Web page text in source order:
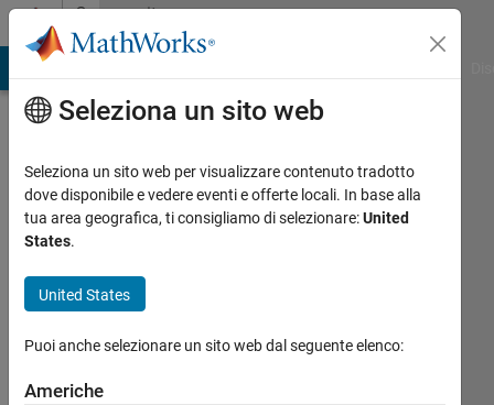
Vai al contenutoCommunity
Profile
Emmanouil
Karamousadakis
Last
oltre 3
Attivo
Seleziona un sito web
Seleziona un sito web per visualizzare contenuto tradotto
dove disponibile e vedere eventi e offerte locali. In base alla
tua area geografica, ti consigliamo di selezionare:United
States.
United States
Puoi anche selezionare un sito web dal seguente elenco:
Americhe